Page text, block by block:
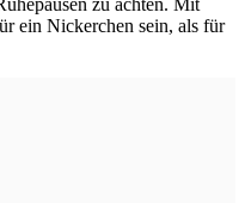
zu achten. Mit
ein Nickerchen sein, als für